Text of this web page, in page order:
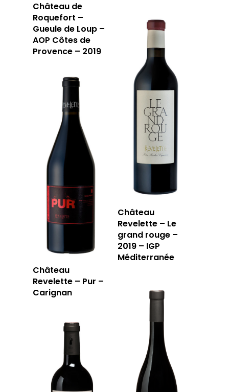
Château de
Roquefort –
Gueule de Loup –
AOP Côtes de
Provence – 2019
Château
Revelette – Le
grand rouge –
2019 – IGP
Méditerranée
Château
Revelette – Pur –
Carignan
LA CAVE
LA CAVE
APERÇU DE NOTRE
LA TABLE